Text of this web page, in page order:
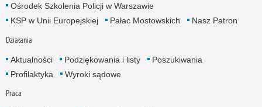
Ośrodek Szkolenia Policji w Warszawie
KSP w Unii Europejskiej
Pałac Mostowskich Nasz Patron
Działania
Aktualności Podziękowania i listy
Poszukiwania
Profilaktyka
Wyroki sądowe
Praca